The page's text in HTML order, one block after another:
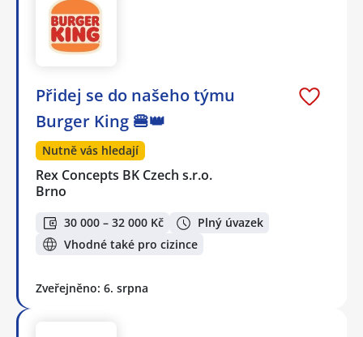
Přidej se do našeho týmu
Burger King 🍔👑
Nutně vás hledají
Rex Concepts BK Czech s.r.o.
Brno
30 000 – 32 000 Kč
Plný úvazek
Vhodné také pro cizince
Zveřejněno: 6. srpna